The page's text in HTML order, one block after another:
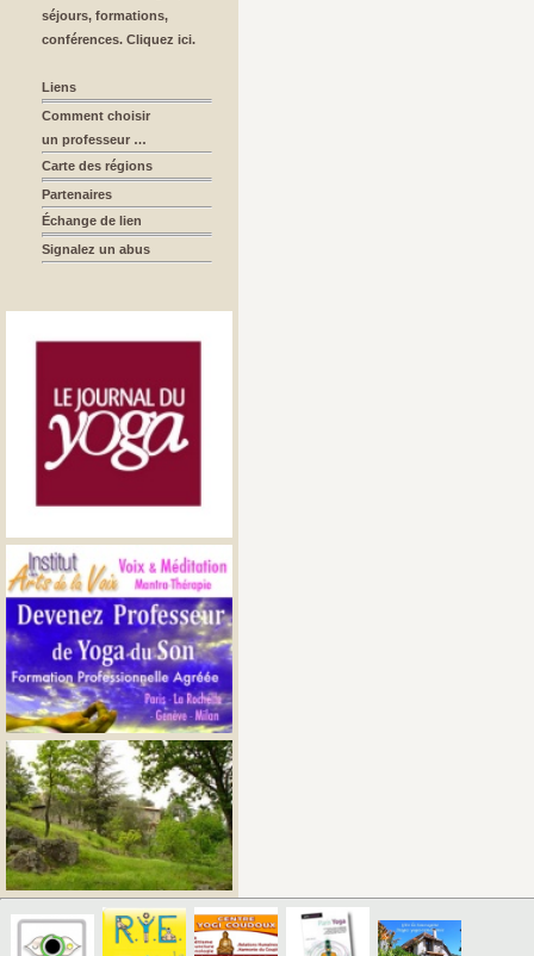
séjours, formations,
conférences. Cliquez ici.
Liens
Comment choisir
un professeur …
Carte des régions
Partenaires
Échange de lien
Signalez un abus